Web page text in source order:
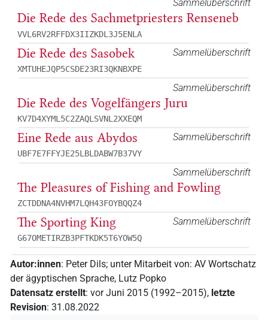
Sammelüberschrift
Die Rede des Sachmetpriesters Renseneb
VVL6RV2RFFDX3IIZKDL3J5ENLA
Sammelüberschrift
Die Rede des Sasobek
XMTUHEJQP5CSDE23RI3QKNBXPE
Sammelüberschrift
Die Rede des Vogelfängers Juru
KV7D4XYML5C2ZAQLSVNL2XXEQM
Sammelüberschrift
Eine Rede aus Abydos
UBF7E7FFYJE25LBLDABW7B37VY
Sammelüberschrift
The Pleasures of Fishing and Fowling
ZCTDDNA4NVHM7LQH43FOYBQQZ4
Sammelüberschrift
The Sporting King
G67OMETIRZB3PFTKDK5T6YOW5Q
Autor:innen: Peter Dils; unter Mitarbeit von: AV Wortschatz
der ägyptischen Sprache, Lutz Popko
Datensatz erstellt: vor Juni 2015 (1992–2015), letzte
Revision: 31.08.2022